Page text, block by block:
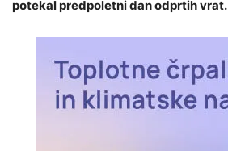
potekal predpoletni dan odprtih vrat.